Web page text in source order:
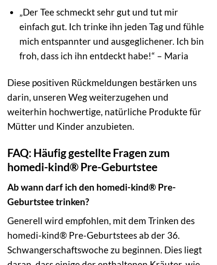
„Der Tee schmeckt sehr gut und tut mir
einfach gut. Ich trinke ihn jeden Tag und fühle
mich entspannter und ausgeglichener. Ich bin
froh, dass ich ihn entdeckt habe!“ – Maria
Diese positiven Rückmeldungen bestärken uns
darin, unseren Weg weiterzugehen und
weiterhin hochwertige, natürliche Produkte für
Mütter und Kinder anzubieten.
FAQ: Häufig gestellte Fragen zum
homedi-kind® Pre-Geburtstee
Ab wann darf ich den homedi-kind® Pre-
Geburtstee trinken?
Generell wird empfohlen, mit dem Trinken des
homedi-kind® Pre-Geburtstees ab der 36.
Schwangerschaftswoche zu beginnen. Dies liegt